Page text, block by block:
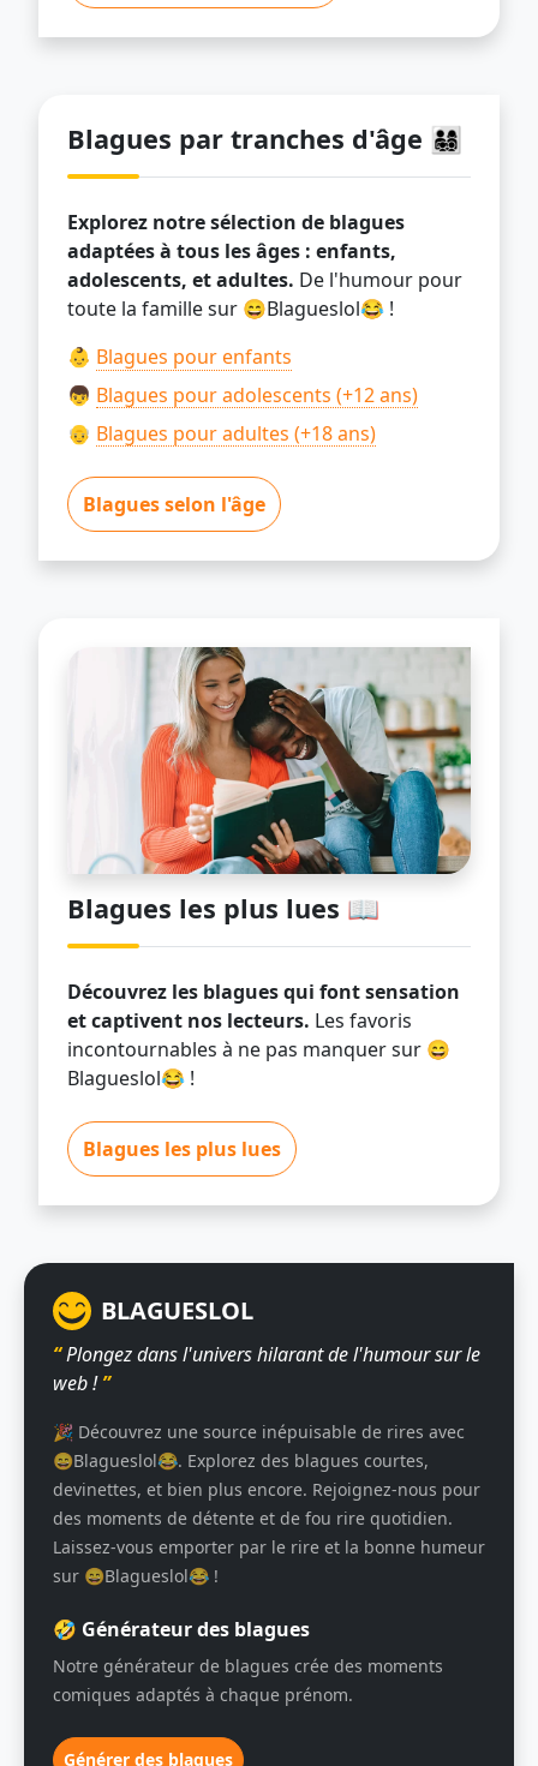
Blagues par tranches d'âge 👨‍👩‍👧‍👦
Explorez notre sélection de blagues
adaptées à tous les âges : enfants,
adolescents, et adultes. De l'humour pour
toute la famille sur 😄Blagueslol😂 !
👶 Blagues pour enfants
👦 Blagues pour adolescents (+12 ans)
👴 Blagues pour adultes (+18 ans)
Blagues selon l'âge
Blagues les plus lues 📖
Découvrez les blagues qui font sensation
et captivent nos lecteurs. Les favoris
incontournables à ne pas manquer sur 😄
Blagueslol😂 !
Blagues les plus lues
BLAGUESLOL
“Plongez dans l'univers hilarant de l'humour sur le
web !”
🎉 Découvrez une source inépuisable de rires avec
😄Blagueslol😂. Explorez des blagues courtes,
devinettes, et bien plus encore. Rejoignez-nous pour
des moments de détente et de fou rire quotidien.
Laissez-vous emporter par le rire et la bonne humeur
sur 😄Blagueslol😂 !
🤣 Générateur des blagues
Notre générateur de blagues crée des moments
comiques adaptés à chaque prénom.
Générer des blagues